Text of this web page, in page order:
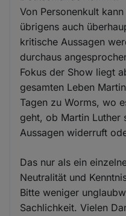
Von Personenkult
übrigens auch
kritische Aussagen
durchaus
Fokus der Show liegt
gesamten Leben
Tagen zu Worms, wo
geht, ob Martin Luther
Aussagen widerruft
Das nur als ein
Neutralität und
Bitte weniger
Sachlichkeit. Vielen